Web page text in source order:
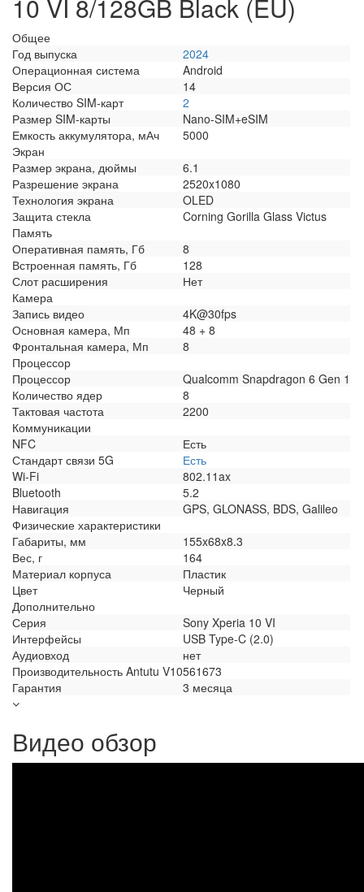
10 VI 8/128GB Black (EU)
Общее
Год выпуска
2024
Операционная система
Android
Версия ОС
14
Количество SIM-карт
2
Размер SIM-карты
Nano-SIM+eSIM
Емкость аккумулятора, мАч
5000
Экран
Размер экрана, дюймы
6.1
Разрешение экрана
2520x1080
Технология экрана
OLED
Защита стекла
Corning Gorilla Glass Victus
Память
Оперативная память, Гб
8
Встроенная память, Гб
128
Слот расширения
Нет
Камера
Запись видео
4K@30fps
Основная камера, Мп
48 + 8
Фронтальная камера, Мп
8
Процессор
Процессор
Qualcomm Snapdragon 6 Gen 1
Количество ядер
8
Тактовая частота
2200
Коммуникации
NFC
Есть
Стандарт связи 5G
Есть
Wi-Fi
802.11ax
Bluetooth
5.2
Навигация
GPS, GLONASS, BDS, Galileo
Физические характеристики
Габариты, мм
155x68x8.3
Вес, г
164
Материал корпуса
Пластик
Цвет
Черный
Дополнительно
Серия
Sony Xperia 10 VI
Интерфейсы
USB Type-C (2.0)
Аудиовход
нет
Производительность Antutu V10561673
Гарантия
3 месяца
Видео обзор